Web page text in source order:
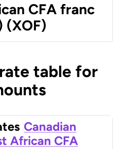
CFA franc
(XOF)
table for
Canadian
African CFA